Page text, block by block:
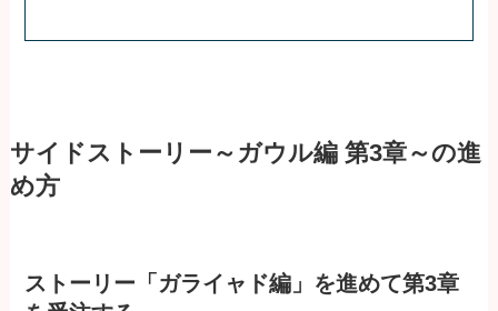
サイドストーリー～ガウル編 第3章～の進
め方
ストーリー「ガライャド編」を進めて第3章